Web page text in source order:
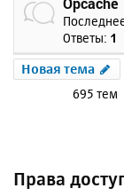
Ответы: 1
Новая тема
695 тем
Права